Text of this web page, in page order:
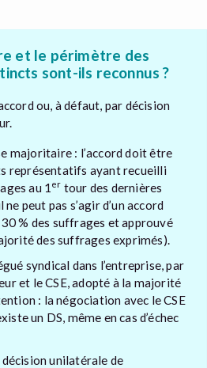
et le périmètre des
sont-ils reconnus ?
ou, à défaut, par décision
majoritaire : l’accord doit être
représentatifs ayant recueilli
au 1 er tour des dernières
peut pas s’agir d’un accord
% des suffrages et approuvé
des suffrages exprimés).
syndical dans l’entreprise, par
et le CSE, adopté à la majorité
: la négociation avec le CSE
un DS, même en cas d’échec
décision unilatérale de